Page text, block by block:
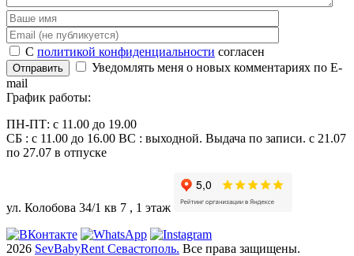
С политикой конфиденциальности согласен
Отправить
Уведомлять меня о новых комментариях по E-
mail
График работы:
ПН-ПТ: c 11.00 до 19.00
СБ : с 11.00 до 16.00 ВС : выходной. Выдача по записи. с 21.07
по 27.07 в отпуске
ул. Колобова 34/1 кв 7 , 1 этаж
2026 SevBabyRent Севастополь. Все права защищены.